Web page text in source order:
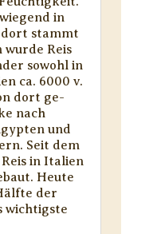
in
dort stammt
Reis
sowohl in
ca. 6000 v.
dort ge-
nach
und
Seit dem
in Italien
Heute
der
wichtigste